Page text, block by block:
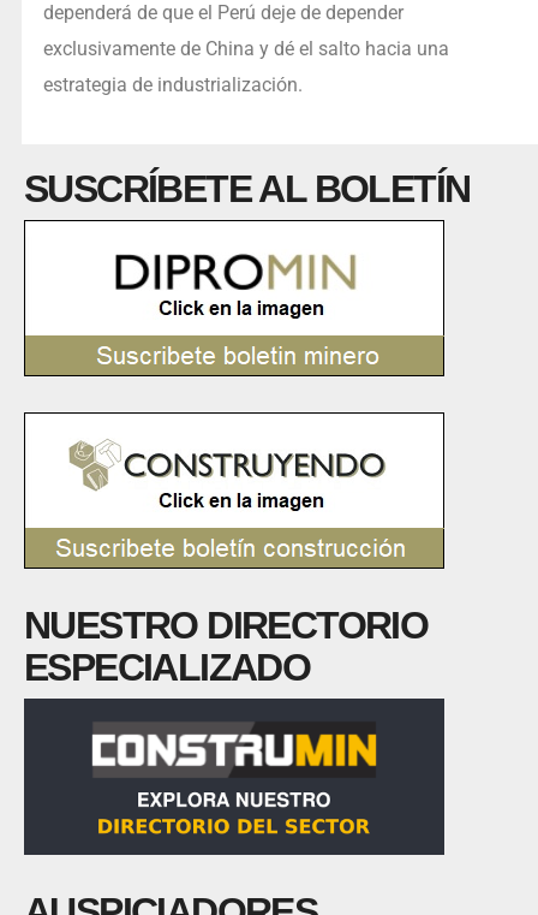
dependerá de que el Perú deje de depender
exclusivamente de China y dé el salto hacia una
estrategia de industrialización.
SUSCRÍBETE AL BOLETÍN
NUESTRO DIRECTORIO
ESPECIALIZADO